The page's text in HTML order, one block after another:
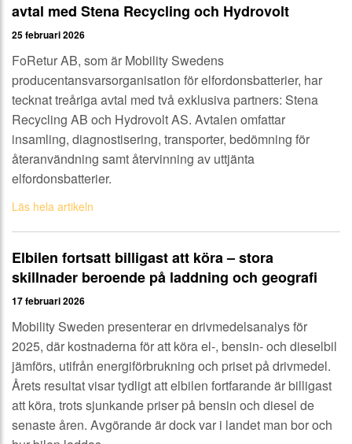
avtal med Stena Recycling och Hydrovolt
25 februari 2026
FoRetur AB, som är Mobility Swedens
producentansvarsorganisation för elfordonsbatterier, har
tecknat treåriga avtal med två exklusiva partners: Stena
Recycling AB och Hydrovolt AS. Avtalen omfattar
insamling, diagnostisering, transporter, bedömning för
återanvändning samt återvinning av uttjänta
elfordonsbatterier.
Läs hela artikeln
Elbilen fortsatt billigast att köra – stora
skillnader beroende på laddning och geografi
17 februari 2026
Mobility Sweden presenterar en drivmedelsanalys för
2025, där kostnaderna för att köra el-, bensin- och dieselbil
jämförs, utifrån energiförbrukning och priset på drivmedel.
Årets resultat visar tydligt att elbilen fortfarande är billigast
att köra, trots sjunkande priser på bensin och diesel de
senaste åren. Avgörande är dock var i landet man bor och